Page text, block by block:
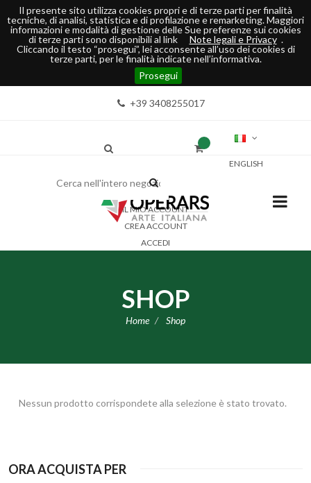
Il presente sito utilizza cookies propri e di terze parti per finalità
tecniche, di analisi, statistica e di profilazione e remarketing. Maggiori
informazioni e modalità di gestione delle Sue preferenze sui cookies
di terze parti sono disponibili al link
Note legali e Privacy .
Cliccando il testo “prosegui”, lei acconsente all’uso dei cookies di
terze parti, per le finalità indicate nell’informativa.
Prosegui
+39 3408255017
ENGLISH
IL MIO ACCOUNT
CREA ACCOUNT
ACCEDI
SHOP
Home Shop
Nessun prodotto corrispondete alla selezione è stato trovato.
ORA ACQUISTA PER